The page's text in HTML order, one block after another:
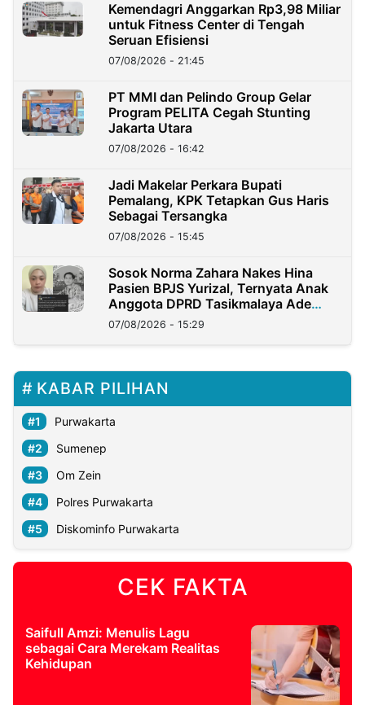
Kemendagri Anggarkan Rp3,98 Miliar
untuk Fitness Center di Tengah
Seruan Efisiensi
07/08/2026 - 21:45
PT MMI dan Pelindo Group Gelar
Program PELITA Cegah Stunting
Jakarta Utara
07/08/2026 - 16:42
Jadi Makelar Perkara Bupati
Pemalang, KPK Tetapkan Gus Haris
Sebagai Tersangka
07/08/2026 - 15:45
Sosok Norma Zahara Nakes Hina
Pasien BPJS Yurizal, Ternyata Anak
Anggota DPRD Tasikmalaya Ade
Lukman
07/08/2026 - 15:29
KABAR PILIHAN
Purwakarta
Sumenep
Om Zein
Polres Purwakarta
Diskominfo Purwakarta
CEK FAKTA
Saifull Amzi: Menulis Lagu
sebagai Cara Merekam Realitas
Kehidupan